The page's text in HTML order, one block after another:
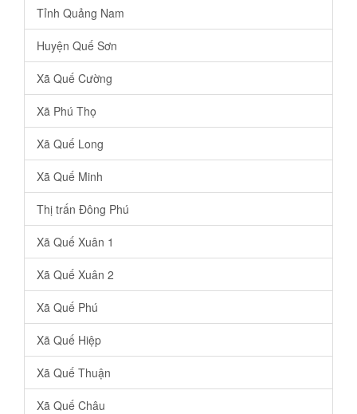
Tỉnh Quảng Nam
Huyện Quế Sơn
Xã Quế Cường
Xã Phú Thọ
Xã Quế Long
Xã Quế Minh
Thị trấn Đông Phú
Xã Quế Xuân 1
Xã Quế Xuân 2
Xã Quế Phú
Xã Quế Hiệp
Xã Quế Thuận
Xã Quế Châu